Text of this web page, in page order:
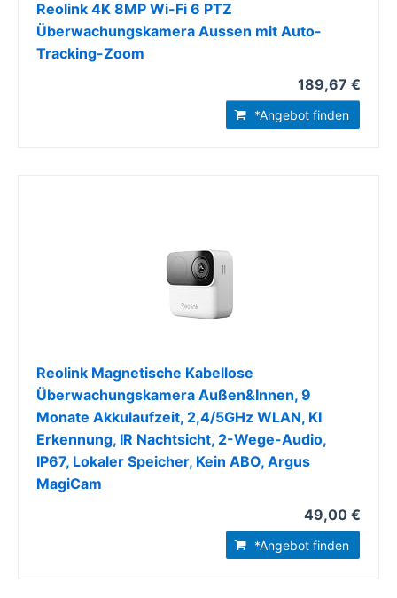
Reolink 4K 8MP Wi-Fi 6 PTZ
Überwachungskamera Aussen mit Auto-
Tracking-Zoom
189,67 €
*Angebot finden
Reolink Magnetische Kabellose
Überwachungskamera Außen&Innen, 9
Monate Akkulaufzeit, 2,4/5GHz WLAN, KI
Erkennung, IR Nachtsicht, 2-Wege-Audio,
IP67, Lokaler Speicher, Kein ABO, Argus
MagiCam
49,00 €
*Angebot finden